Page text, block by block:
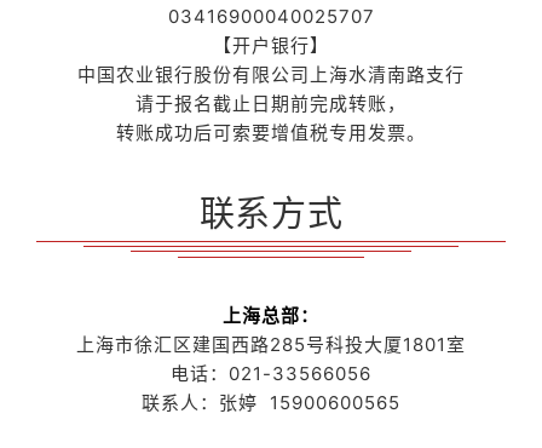
03416900040025707
【开户银行】
中国农业银行股份有限公司上海水清南路支行
请于报名截止日期前完成转账，
转账成功后可索要增值税专用发票。
联系方式
上海总部：
上海市徐汇区建国西路285号科投大厦1801室
电话：021-33566056
联系人：张婷 15900600565